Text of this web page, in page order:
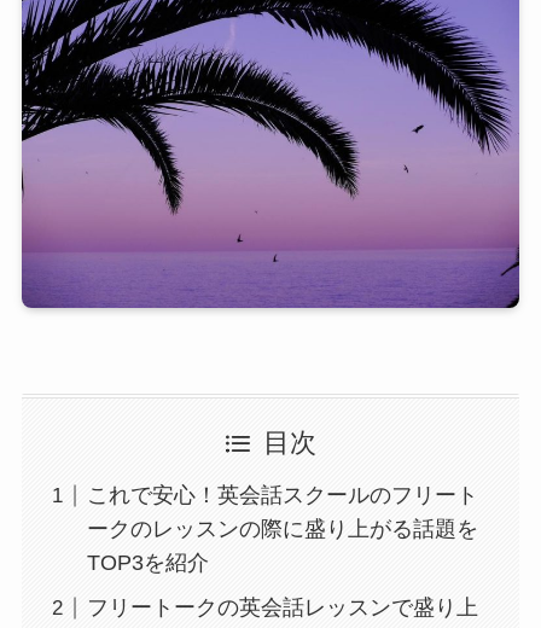
目次
これで安心！英会話スクールのフリート
ークのレッスンの際に盛り上がる話題を
TOP3を紹介
フリートークの英会話レッスンで盛り上